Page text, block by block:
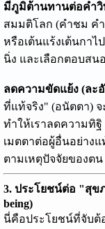
มีภูมิต้านทานต่อคำ
สมมติโลก (คำชม ค
หรือเต้นแร้งเต้นกา
นิ่ง และเลือกตอบส
ลดความขัดแย้ง (ละ
ที่แท้จริง" (อนัตตา)
ทำให้เราลดความทิ
เมตตาต่อผู้อื่นอย่างแ
ตามเหตุปัจจัยของตน
3. ประโยชน์ต่อ "สุข
being)
นี่คือประโยชน์ที่จับต้